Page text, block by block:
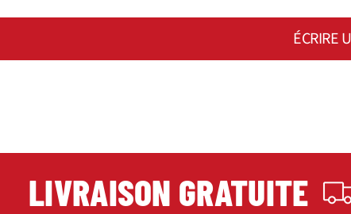
ÉCRIRE
LIVRAISON GRATUITE Sur
*